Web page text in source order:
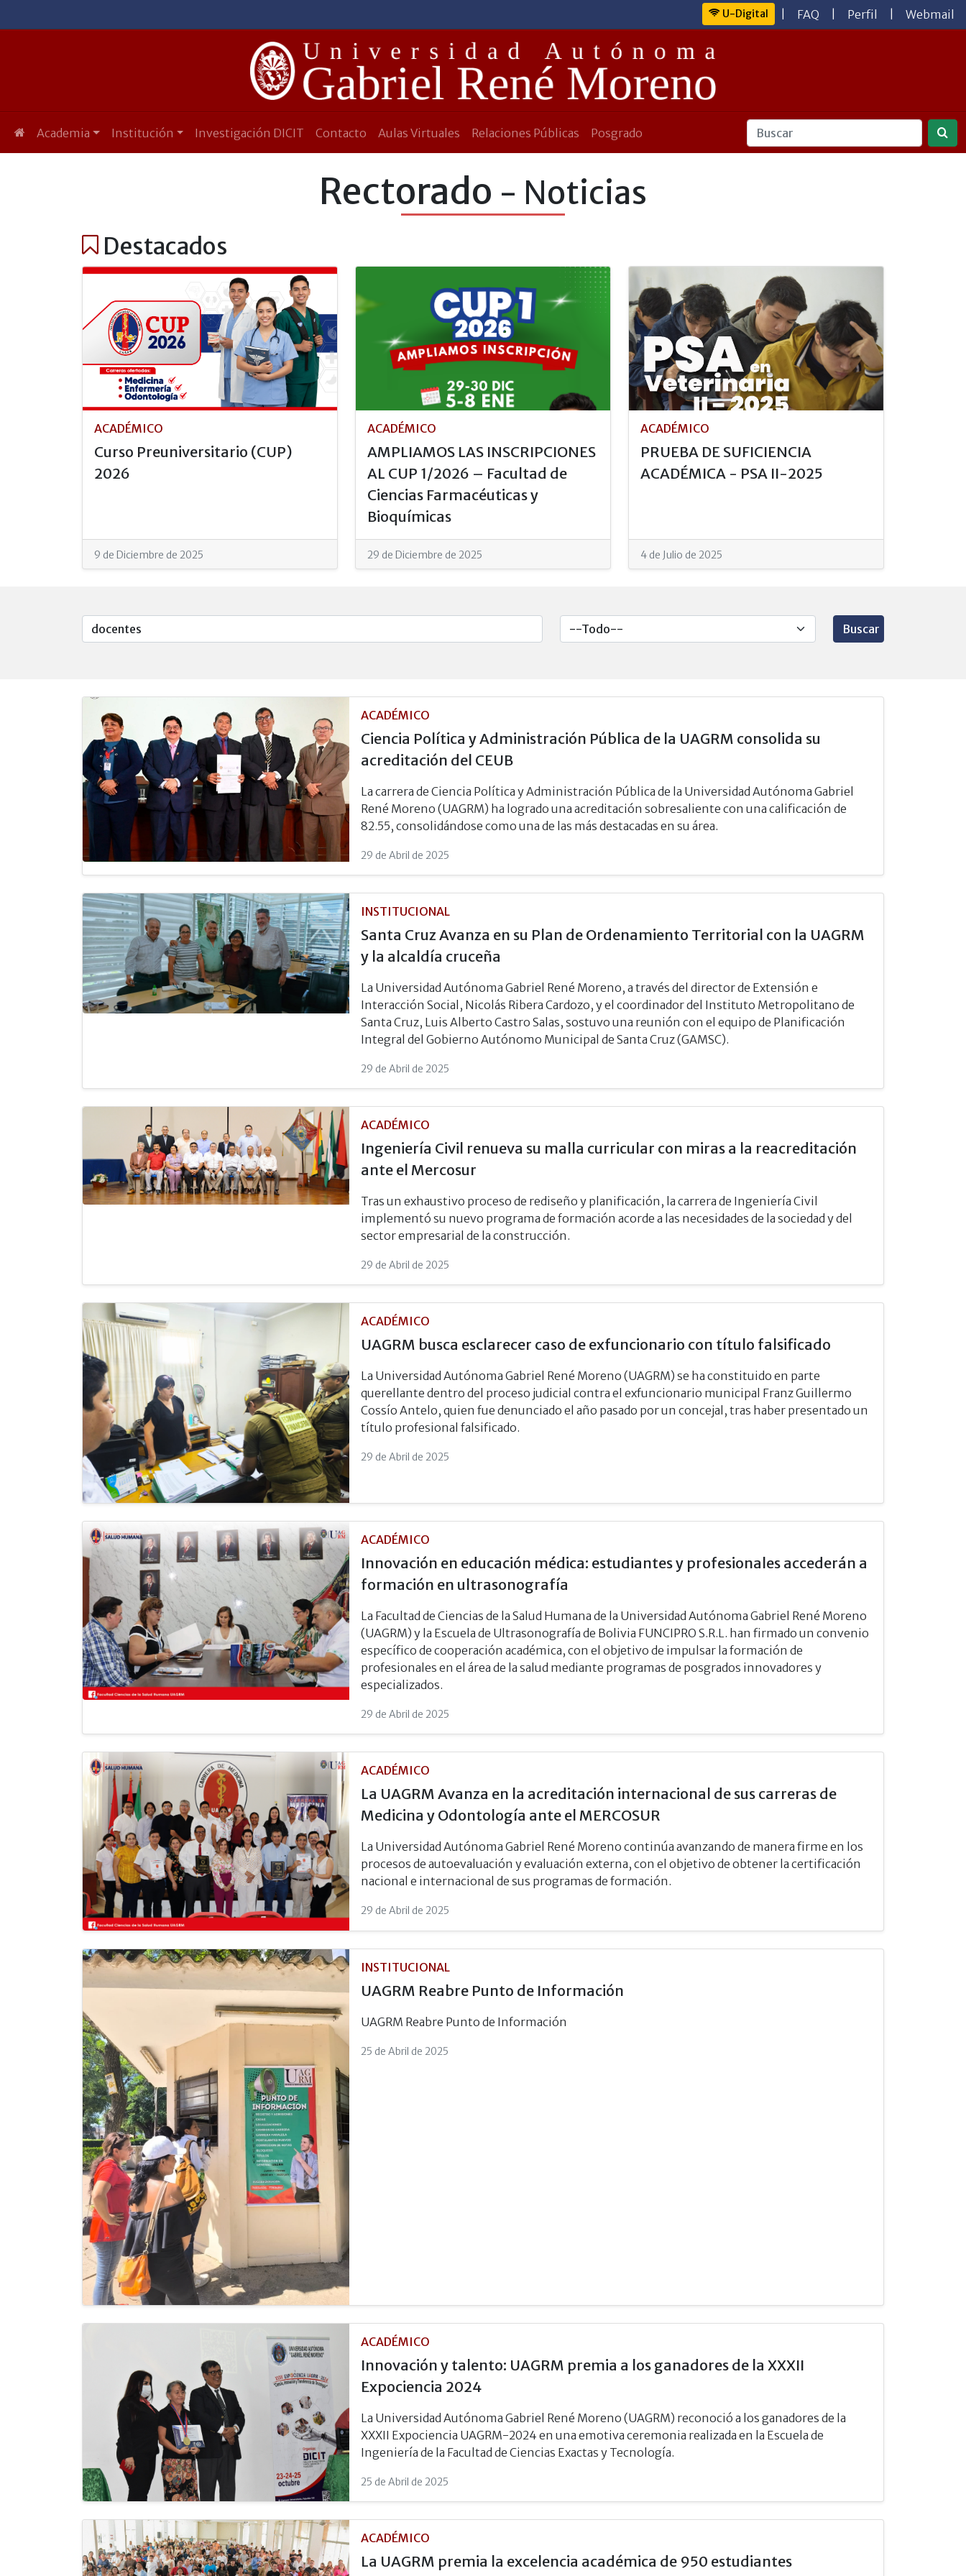
U-Digital FAQ Perfil Webmail
Academia Institución Investigación DICIT Contacto Aulas Virtuales Relaciones Públicas Posgrado
Rectorado - Noticias
Destacados
ACADÉMICO
Curso Preuniversitario (CUP)
2026
9 de Diciembre de 2025
ACADÉMICO
AMPLIAMOS LAS INSCRIPCIONES
AL CUP 1/2026 – Facultad de
Ciencias Farmacéuticas y
Bioquímicas
29 de Diciembre de 2025
ACADÉMICO
PRUEBA DE SUFICIENCIA
ACADÉMICA - PSA II-2025
4 de Julio de 2025
Buscar
ACADÉMICO
Ciencia Política y Administración Pública de la UAGRM consolida su
acreditación del CEUB
La carrera de Ciencia Política y Administración Pública de la Universidad Autónoma Gabriel
René Moreno (UAGRM) ha logrado una acreditación sobresaliente con una calificación de
82.55, consolidándose como una de las más destacadas en su área.
29 de Abril de 2025
INSTITUCIONAL
Santa Cruz Avanza en su Plan de Ordenamiento Territorial con la UAGRM
y la alcaldía cruceña
La Universidad Autónoma Gabriel René Moreno, a través del director de Extensión e
Interacción Social, Nicolás Ribera Cardozo, y el coordinador del Instituto Metropolitano de
Santa Cruz, Luis Alberto Castro Salas, sostuvo una reunión con el equipo de Planificación
Integral del Gobierno Autónomo Municipal de Santa Cruz (GAMSC).
29 de Abril de 2025
ACADÉMICO
Ingeniería Civil renueva su malla curricular con miras a la reacreditación
ante el Mercosur
Tras un exhaustivo proceso de rediseño y planificación, la carrera de Ingeniería Civil
implementó su nuevo programa de formación acorde a las necesidades de la sociedad y del
sector empresarial de la construcción.
29 de Abril de 2025
ACADÉMICO
UAGRM busca esclarecer caso de exfuncionario con título falsificado
La Universidad Autónoma Gabriel René Moreno (UAGRM) se ha constituido en parte
querellante dentro del proceso judicial contra el exfuncionario municipal Franz Guillermo
Cossío Antelo, quien fue denunciado el año pasado por un concejal, tras haber presentado un
título profesional falsificado.
29 de Abril de 2025
ACADÉMICO
Innovación en educación médica: estudiantes y profesionales accederán a
formación en ultrasonografía
La Facultad de Ciencias de la Salud Humana de la Universidad Autónoma Gabriel René Moreno
(UAGRM) y la Escuela de Ultrasonografía de Bolivia FUNCIPRO S.R.L. han firmado un convenio
específico de cooperación académica, con el objetivo de impulsar la formación de
profesionales en el área de la salud mediante programas de posgrados innovadores y
especializados.
29 de Abril de 2025
ACADÉMICO
La UAGRM Avanza en la acreditación internacional de sus carreras de
Medicina y Odontología ante el MERCOSUR
La Universidad Autónoma Gabriel René Moreno continúa avanzando de manera firme en los
procesos de autoevaluación y evaluación externa, con el objetivo de obtener la certificación
nacional e internacional de sus programas de formación.
29 de Abril de 2025
INSTITUCIONAL
UAGRM Reabre Punto de Información
UAGRM Reabre Punto de Información
25 de Abril de 2025
ACADÉMICO
Innovación y talento: UAGRM premia a los ganadores de la XXXII
Expociencia 2024
La Universidad Autónoma Gabriel René Moreno (UAGRM) reconoció a los ganadores de la
XXXII Expociencia UAGRM-2024 en una emotiva ceremonia realizada en la Escuela de
Ingeniería de la Facultad de Ciencias Exactas y Tecnología.
25 de Abril de 2025
ACADÉMICO
La UAGRM premia la excelencia académica de 950 estudiantes